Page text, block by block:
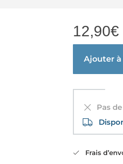
12,90€
Ajouter
Pas
Frais